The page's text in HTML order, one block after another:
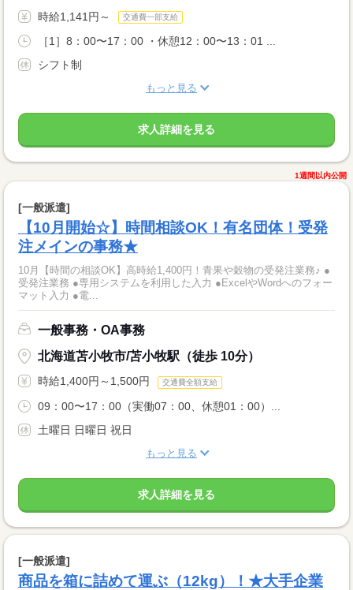
時給1,141円～ 交通費一部支給
［1］8：00〜17：00 ・休憩12：00〜13：01 ...
シフト制
もっと見る
求人詳細を見る
1週間以内公開
[一般派遣]
【10月開始☆】時間相談OK！有名団体！受発
注メインの事務★
10月【時間の相談OK】高時給1,400円！青果や穀物の受発注業務♪ ●
受発注業務 ●専用システムを利用した入力 ●ExcelやWordへのフォー
マット入力 ●電...
一般事務・OA事務
北海道苫小牧市/苫小牧駅（徒歩 10分）
時給1,400円～1,500円 交通費全額支給
09：00〜17：00（実働07：00、休憩01：00）...
土曜日 日曜日 祝日
もっと見る
求人詳細を見る
[一般派遣]
商品を箱に詰めて運ぶ（12kg）！★大手企業